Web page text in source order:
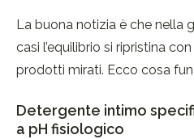
La buona notizia è che nella
casi l’equilibrio si ripristina
prodotti mirati. Ecco cosa
Detergente intimo
a pH fisiologico